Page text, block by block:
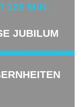
125 MIN.
JUBILUM